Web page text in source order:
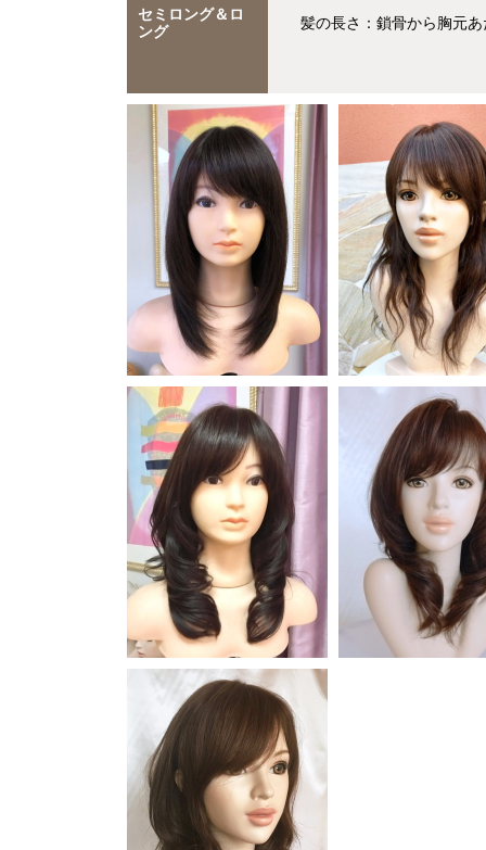
セミロング＆ロ
ング
髪の長さ：鎖骨から胸元